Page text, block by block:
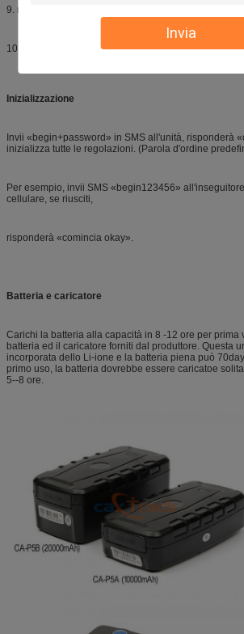
Invia
9. monitoraggio di voce della ripresa esterna.
10. Inseguitore magnetico di GPS con la batteria
Inizializzazione
Invii «begin+password» in SMS all'unità, risponderà
inizializza tutte le regolazioni. (Parola d'ordine
Per esempio, invii SMS «begin123456»
cellulare, se riusciti,
risponderà «comincia okay».
Batteria e caricatore
Carichi la batteria alla capacità in 8 -12 ore per prima
batteria ed il caricatore forniti dal produttore. Questa
incorporata dello Li-ione e la batteria piena può
primo uso, la batteria dovrebbe essere caricatoe
5--8 ore.